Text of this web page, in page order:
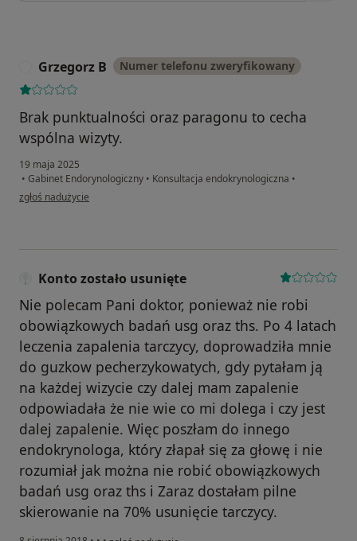
Grzegorz B Numer telefonu zweryfikowany
Brak punktualności oraz paragonu to cecha
wspólna wizyty.
19 maja 2025
• Gabinet Endorynologiczny • Konsultacja endokrynologiczna •
w opinii użytkownika Grzegorz B
zgłoś nadużycie
Konto zostało usunięte
Nie polecam Pani doktor, ponieważ nie robi
obowiązkowych badań usg oraz ths. Po 4 latach
leczenia zapalenia tarczycy, doprowadziła mnie
do guzkow pecherzykowatych, gdy pytałam ją
na każdej wizycie czy dalej mam zapalenie
odpowiadała że nie wie co mi dolega i czy jest
dalej zapalenie. Więc poszłam do innego
endokrynologa, który złapał się za głowę i nie
rozumiał jak można nie robić obowiązkowych
badań usg oraz ths i Zaraz dostałam pilne
skierowanie na 70% usunięcie tarczycy.
w opinii użytkownika Konto zostało usunięte